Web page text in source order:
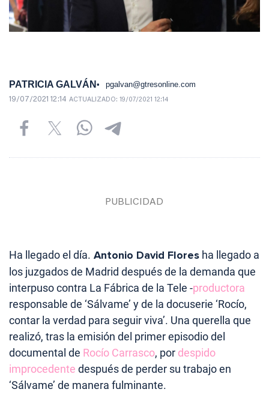
PATRICIA GALVÁN pgalvan@gtresonline.com
19/07/2021 12:14 ACTUALIZADO: 19/07/2021 12:14
Ha llegado el día. Antonio David Flores ha llegado a
los juzgados de Madrid después de la demanda que
interpuso contra La Fábrica de la Tele -productora
responsable de ‘Sálvame’ y de la docuserie ‘Rocío,
contar la verdad para seguir viva’. Una querella que
realizó, tras la emisión del primer episodio del
documental de Rocío Carrasco, por despido
improcedente después de perder su trabajo en
‘Sálvame’ de manera fulminante.